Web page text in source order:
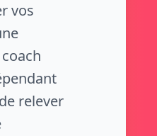
vos
relever